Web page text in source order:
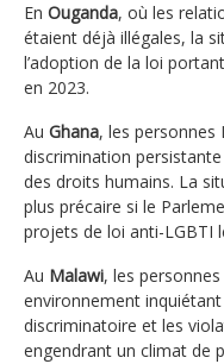
En Ouganda, où les
étaient déjà illégales, la
l’adoption de la loi
en 2023.
Au Ghana, les personnes
discrimination
des droits humains. La
plus précaire si le
projets de loi anti-LGBTI
Au Malawi, les
environnement
discriminatoire et les
engendrant un climat de